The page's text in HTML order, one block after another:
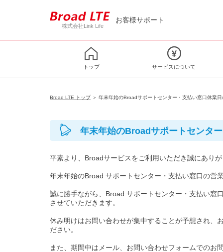
株式会社Link Life
お客様サポート
トップ サービスについて
Broad LTE トップ＞ 年末年始のBroadサポートセンター・支払い窓口休業日
年末年始のBroadサポートセンタ
平素より、Broadサービスをご利用いただき誠にあり
年末年始のBroad サポートセンター・支払い窓口の営
誠に勝手ながら、Broad サポートセンター・支払い窓
させていただきます。
休み明けはお問い合わせが集中することが予想され、
ださい。
また、期間中はメール、お問い合わせフォームでの